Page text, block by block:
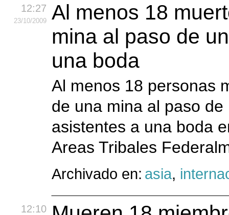
12:27
23/10/2009
Al menos 18
mina al paso de
una boda
Al menos 18 personas
de una mina al paso
asistentes a una boda
Areas Tribales
Archivado en: asia,
12:10